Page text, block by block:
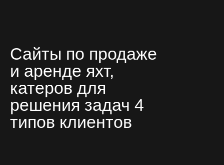
Сайты по продаже
и аренде яхт,
катеров для
решения задач 4
типов клиентов